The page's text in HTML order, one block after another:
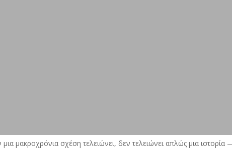
μακροχρόνια σχέση τελειώνει, δεν τελειώνει απλώς μια